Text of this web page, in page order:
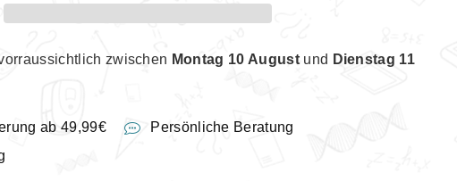
zwischen Montag 10 Augustund Dienstag 11
ab 49,99€
Persönliche Beratung